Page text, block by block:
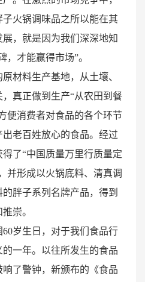
火锅调味品之所以能在其
，就是因为我们深深地知
，才能赢得市场”。
材料生产基地，从土壤、
真正做到生产“从农田到餐
便消费者对食品的各个环节
老百姓放心的食品。经过
了“中国质量万里行质量定
并形成以火锅底料、清真调
胖子系列名牌产品，得到
崇。
60岁生日，对于我们食品行
一年。以往所发生的食品
了警钟，新颁布的《食品